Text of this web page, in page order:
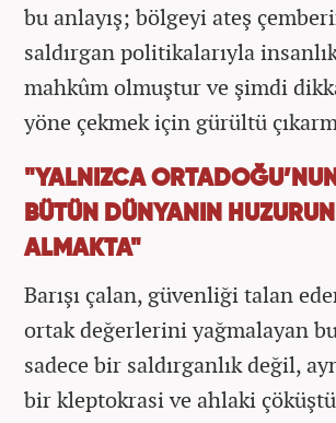
bu anlayış; bölgeyi ateş
saldırgan politikalarıyla
mahkûm olmuştur ve şimdi
yöne çekmek için gürültü
"YALNIZCA
BÜTÜN DÜNYANIN
ALMAKTA"
Barışı çalan, güvenliği talan
ortak değerlerini yağmalayan
sadece bir saldırganlık değil,
bir kleptokrasi ve ahlaki